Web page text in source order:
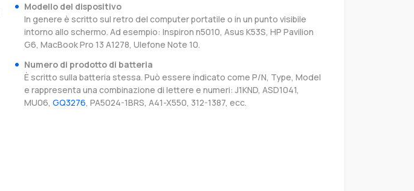
Modello del dispositivo
In genere è scritto sul retro del computer portatile o in un punto visibile
intorno allo schermo. Ad esempio: Inspiron n5010, Asus K53S, HP Pavilion
G6, MacBook Pro 13 A1278, Ulefone Note 10.
Numero di prodotto di batteria
È scritto sulla batteria stessa. Può essere indicato come P/N, Type, Model
e rappresenta una combinazione di lettere e numeri: J1KND, ASD1041,
MU06, GQ3276, PA5024-1BRS, A41-X550, 312-1387, ecc.